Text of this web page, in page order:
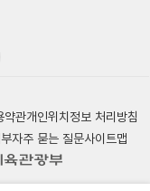
약관개인위치정보 처리방침
자주 묻는 질문사이트맵